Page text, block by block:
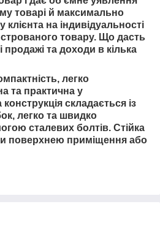
товарі й максимально
на індивідуальності
товару. Що дасть
та доходи в кілька
легко
та практична у
складається із
легко та швидко
сталевих болтів. Стійка
поверхнею приміщення або